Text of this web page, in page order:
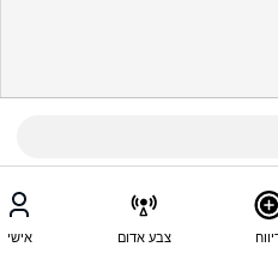
צבע אדום אישי